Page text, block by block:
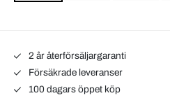
2 år återförsäljargaranti
Försäkrade leveranser
100 dagars öppet köp